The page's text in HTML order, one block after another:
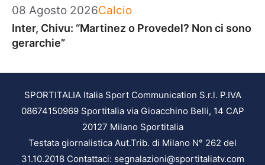
08 Agosto 2026Categorie
Calcio
Inter, Chivu: “Martinez o Provedel? Non ci sono
gerarchie”
SPORTITALIA Italia Sport Communication S.r.l. P.IVA
08674150969 Sportitalia via Gioacchino Belli, 14 CAP
20127 Milano Sportitalia
Testata giornalistica Aut.Trib. di Milano N° 262 del
31.10.2018 Contattaci: segnalazioni@sportitaliatv.com